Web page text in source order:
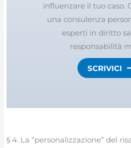
influenzare il tuo caso.
una consulenza
esperti in diritto
responsabilità
SCRIVICI
§ 4. La “personalizzazione” del